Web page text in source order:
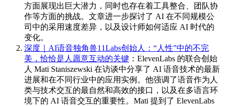
方面展现出巨大潜力，同时也存在着工具整合、团队协
作等方面的挑战。文章进一步探讨了 AI 在不同规模公
司中的采用速度差异，以及设计师如何适应 AI 时代的
变化。
深度｜AI语音独角兽11Labs创始人：“人性”中的不完
美，恰恰是人愿意互动的关键 ：ElevenLabs 的联合创始
人 Mati Staniszewski 在访谈中分享了 AI 语音技术的最新
进展和在不同行业中的应用实例。他强调了语音作为人
类与技术交互的最自然和高效的接口，以及在多语言环
境下的 AI 语音交互的重要性。Mati 提到了 ElevenLabs